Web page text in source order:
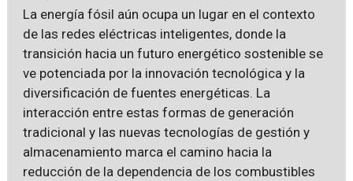
La energía fósil aún ocupa un lugar en el contexto
de las redes eléctricas inteligentes, donde la
transición hacia un futuro energético sostenible se
ve potenciada por la innovación tecnológica y la
diversificación de fuentes energéticas. La
interacción entre estas formas de generación
tradicional y las nuevas tecnologías de gestión y
almacenamiento marca el camino hacia la
reducción de la dependencia de los combustibles